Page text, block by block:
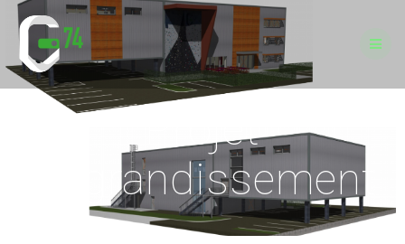
Passer
au
contenu
Projet
d’agrandissement